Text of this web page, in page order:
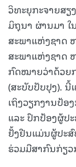
ວິທະຍຸກະຈາຍສຽ
ມິຖຸນາ ຜ່ານມາ
ສະພາແຫ່ງຊາດ
ສະພາແຫ່ງຊາດ
ກົດໝາຍວ່າດ້ວຍ
(ສະບັບປັບປຸງ).
ເຖິງວຽກງານປ້ອ
ແລະ ປົກປ້ອງຜູ້ປະ
ຢັ້ງຢືນແມ່ນຜູ້ປະສົ
ຮ່ວມມືສາກົນກ່ຽ